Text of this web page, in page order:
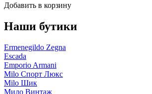
Добавить в корзину
Наши бутики
Ermenegildo Zegna
Escada
Emporio Armani
Milo Спорт Люкс
Milo Шик
Мило Винтаж